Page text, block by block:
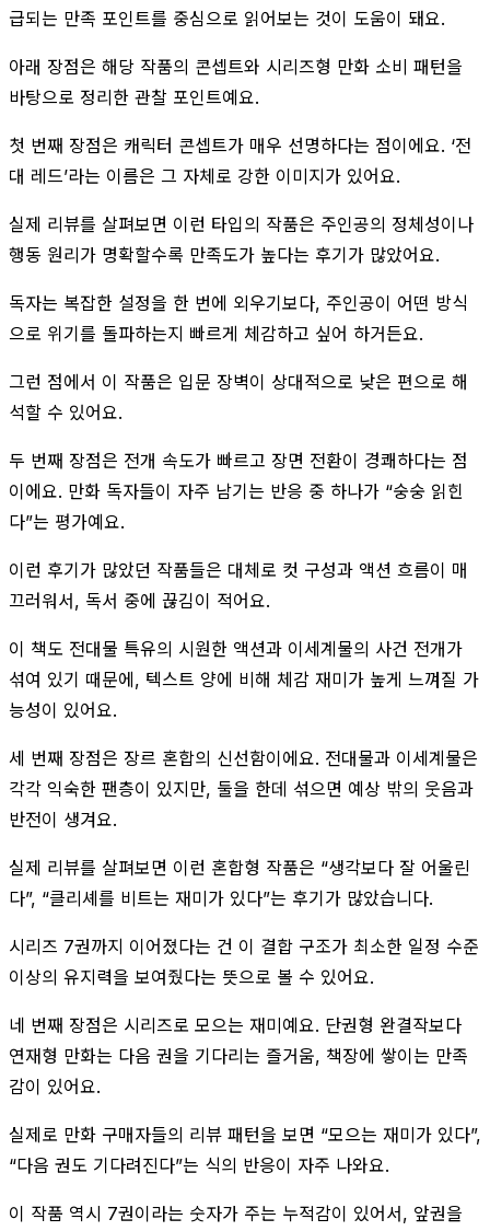
급되는 만족 포인트를 중심으로 읽어보는 것이 도움이 돼요.
아래 장점은 해당 작품의 콘셉트와 시리즈형 만화 소비 패턴을
바탕으로 정리한 관찰 포인트예요.
첫 번째 장점은 캐릭터 콘셉트가 매우 선명하다는 점이에요. ‘전
대 레드’라는 이름은 그 자체로 강한 이미지가 있어요.
실제 리뷰를 살펴보면 이런 타입의 작품은 주인공의 정체성이나
행동 원리가 명확할수록 만족도가 높다는 후기가 많았어요.
독자는 복잡한 설정을 한 번에 외우기보다, 주인공이 어떤 방식
으로 위기를 돌파하는지 빠르게 체감하고 싶어 하거든요.
그런 점에서 이 작품은 입문 장벽이 상대적으로 낮은 편으로 해
석할 수 있어요.
두 번째 장점은 전개 속도가 빠르고 장면 전환이 경쾌하다는 점
이에요. 만화 독자들이 자주 남기는 반응 중 하나가 “숭숭 읽힌
다”는 평가예요.
이런 후기가 많았던 작품들은 대체로 컷 구성과 액션 흐름이 매
끄러워서, 독서 중에 끊김이 적어요.
이 책도 전대물 특유의 시원한 액션과 이세계물의 사건 전개가
섞여 있기 때문에, 텍스트 양에 비해 체감 재미가 높게 느껴질 가
능성이 있어요.
세 번째 장점은 장르 혼합의 신선함이에요. 전대물과 이세계물은
각각 익숙한 팬층이 있지만, 둘을 한데 섞으면 예상 밖의 웃음과
반전이 생겨요.
실제 리뷰를 살펴보면 이런 혼합형 작품은 “생각보다 잘 어울린
다”, “클리셰를 비트는 재미가 있다”는 후기가 많았습니다.
시리즈 7권까지 이어졌다는 건 이 결합 구조가 최소한 일정 수준
이상의 유지력을 보여줬다는 뜻으로 볼 수 있어요.
네 번째 장점은 시리즈로 모으는 재미예요. 단권형 완결작보다
연재형 만화는 다음 권을 기다리는 즐거움, 책장에 쌓이는 만족
감이 있어요.
실제로 만화 구매자들의 리뷰 패턴을 보면 “모으는 재미가 있다”,
“다음 권도 기다려진다”는 식의 반응이 자주 나와요.
이 작품 역시 7권이라는 숫자가 주는 누적감이 있어서, 앞권을